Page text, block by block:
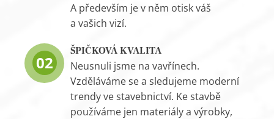
A především je v něm otisk váš
a vašich vizí.
02
ŠPIČKOVÁ KVALITA
Neusnuli jsme na vavřínech.
Vzděláváme se a sledujeme moderní
trendy ve stavebnictví. Ke stavbě
používáme jen materiály a výrobky,